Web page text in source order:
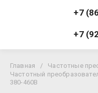
+7
+7
Главная / Частотные
Частотный
380-460В